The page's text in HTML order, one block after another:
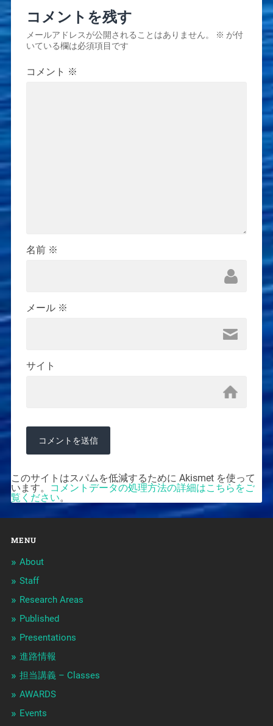
コメントを残す
メールアドレスが公開されることはありません。 ※ が付
いている欄は必須項目です
コメント ※
名前 ※
メール ※
サイト
このサイトはスパムを低減するために Akismet を使って
います。
コメントデータの処理方法の詳細はこちらをご
覧ください。
MENU
About
Staff
Research Areas
Published
Presentations
進路情報
担当講義 – Classes
AWARDS
Events